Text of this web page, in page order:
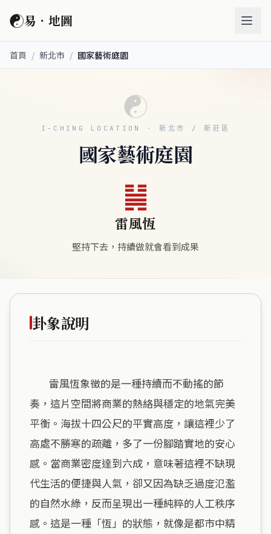
☯易．地圖
首頁 / 新北市 / 國家藝術庭園
☯
I-CHING LOCATION · 新北市 / 新莊區
國家藝術庭園
䷟
雷風恆
堅持下去，持續做就會看到成果
卦象說明
奏，這片空間將商業的熱絡與穩定的地氣完美
平衡。海拔十四公尺的平實高度，讓這裡少了
高處不勝寒的疏離，多了一份腳踏實地的安心
感。當商業密度達到六成，意味著這裡不缺現
代生活的便捷與人氣，卻又因為缺乏過度氾濫
的自然水綠，反而呈現出一種純粹的人工秩序
感。這是一種「恆」的狀態，就像是都市中精